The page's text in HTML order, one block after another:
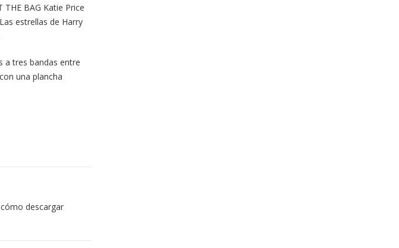
BAG Katie Price
estrellas de Harry
a tres bandas entre
una plancha
descargar